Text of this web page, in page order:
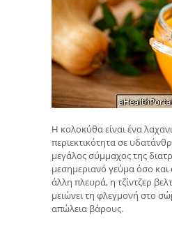
Η κολοκύθα είναι ένα
περιεκτικότητα σε
μεγάλος σύμμαχος της
μεσημεριανό γεύμα όσο και
άλλη πλευρά, η τζίντζερ
μειώνει τη φλεγμονή στο
απώλεια βάρους.